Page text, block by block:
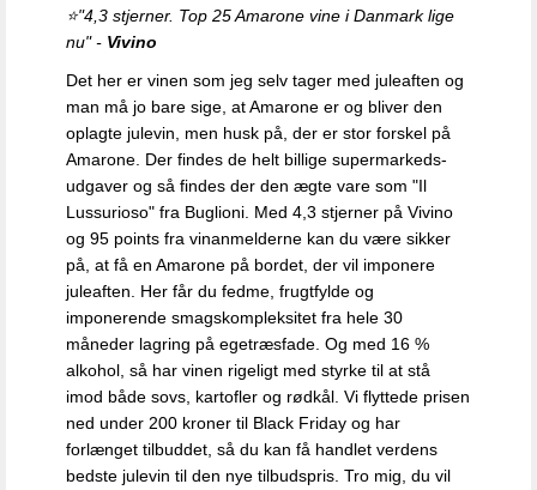
⭐"4,3 stjerner. Top 25 Amarone vine i Danmark lige
nu" - Vivino
Det her er vinen som jeg selv tager med juleaften og
man må jo bare sige, at Amarone er og bliver den
oplagte julevin, men husk på, der er stor forskel på
Amarone. Der findes de helt billige supermarkeds-
udgaver og så findes der den ægte vare som "Il
Lussurioso" fra Buglioni. Med 4,3 stjerner på Vivino
og 95 points fra vinanmelderne kan du være sikker
på, at få en Amarone på bordet, der vil imponere
juleaften. Her får du fedme, frugtfylde og
imponerende smagskompleksitet fra hele 30
måneder lagring på egetræsfade. Og med 16 %
alkohol, så har vinen rigeligt med styrke til at stå
imod både sovs, kartofler og rødkål. Vi flyttede prisen
ned under 200 kroner til Black Friday og har
forlænget tilbuddet, så du kan få handlet verdens
bedste julevin til den nye tilbudspris. Tro mig, du vil